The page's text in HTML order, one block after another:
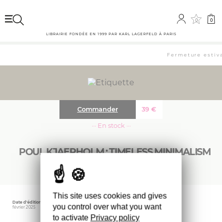
0 0
LIBRAIRIE FONDÉE EN 1999 PAR KARL LAGERFELD À PARIS
Fermeture estivale
POUL KJAERHOLM ; TIMELESS MINIMALISM
39€
Commander
··· En stock ···
Date d'édition
février 2025
Éditeur
IDEA BOOKS
900 gr
This site uses cookies and gives
you control over what you want
to activate Privacy policy